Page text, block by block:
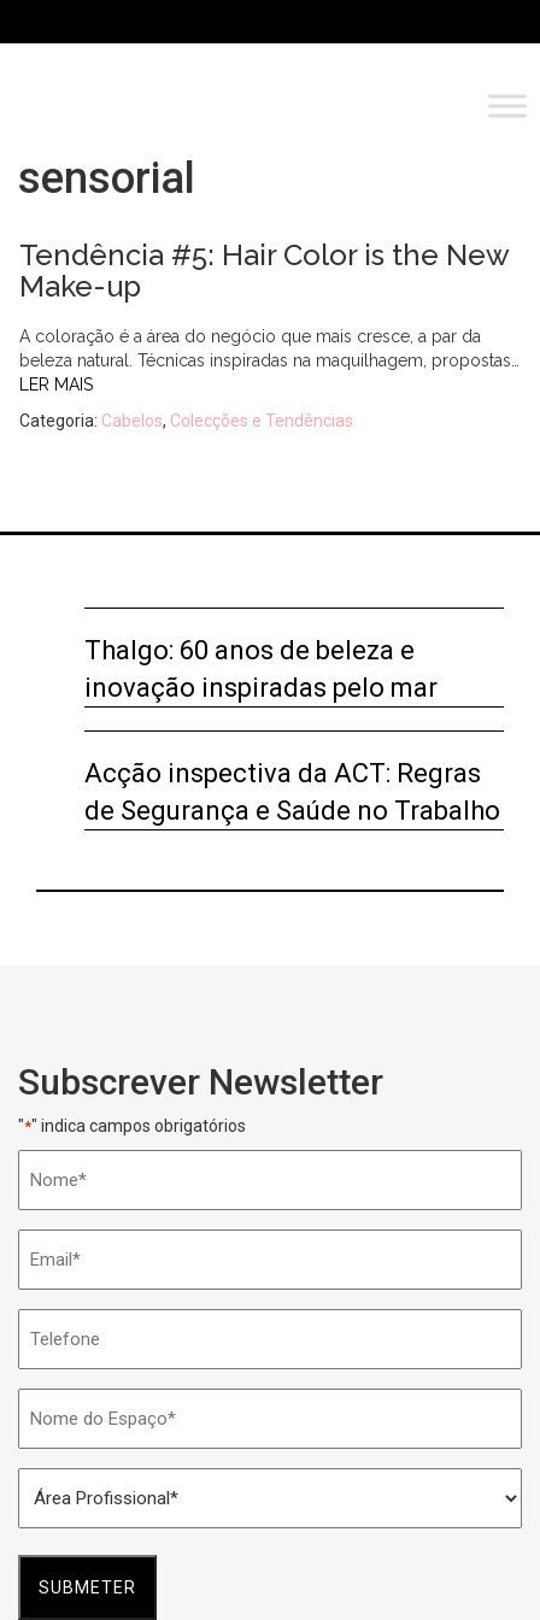
sensorial
Tendência #5: Hair Color is the New
Make-up
A coloração é a área do negócio que mais cresce, a par da
beleza natural. Técnicas inspiradas na maquilhagem, propostas…
LER MAIS
Categoria: Cabelos, Colecções e Tendências
Thalgo: 60 anos de beleza e
inovação inspiradas pelo mar
Acção inspectiva da ACT: Regras
de Segurança e Saúde no Trabalho
Subscrever Newsletter
"*" indica campos obrigatórios
do
Espaço
Profissional
*